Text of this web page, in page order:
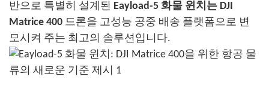
반으로 특별히 설계된 Eayload-5 화물 윈치는 DJI
Matrice 400 드론을 고성능 공중 배송 플랫폼으로 변
모시켜 주는 최고의 솔루션입니다.